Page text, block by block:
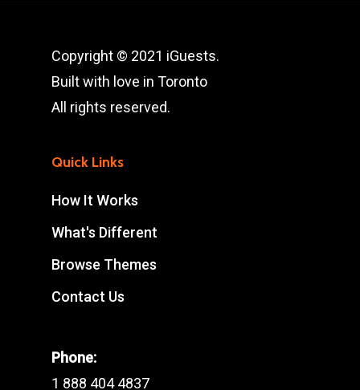
Copyright © 2021 iGuests.
Built with love in Toronto
All rights reserved.
Quick Links
How It Works
What's Different
Browse Themes
Contact Us
Phone:
1 888 404 4837